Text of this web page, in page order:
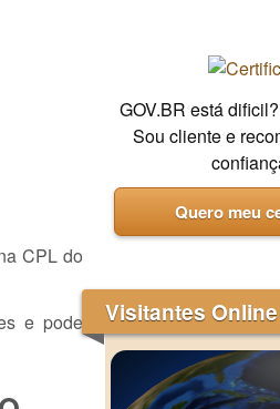
CPL do
e pode
GOV.BR está
Sou cliente e
Quero meu
Visitantes Online